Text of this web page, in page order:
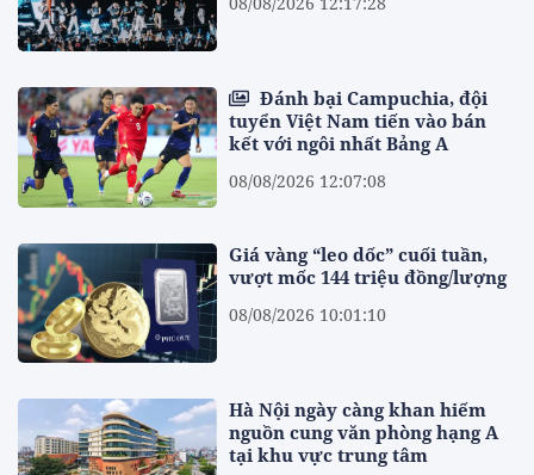
Đánh bại Campuchia, đội
tuyển Việt Nam tiến vào bán
kết với ngôi nhất Bảng A
08/08/2026 12:07:08
Giá vàng “leo dốc” cuối tuần,
vượt mốc 144 triệu đồng/lượng
08/08/2026 10:01:10
Hà Nội ngày càng khan hiếm
nguồn cung văn phòng hạng A
tại khu vực trung tâm